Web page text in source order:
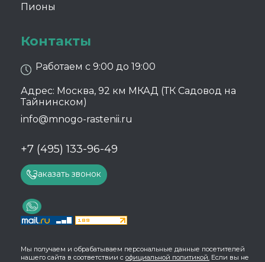
Пионы
Контакты
Работаем с 9:00 до 19:00
Адрес: Москва, 92 км МКАД (ТК Садовод на
Тайнинском)
info@mnogo-rastenii.ru
+7 (495) 133-96-49
Заказать звонок
Мы получаем и обрабатываем персональные данные посетителей
нашего сайта в соответствии с официальной политикой. Если вы не